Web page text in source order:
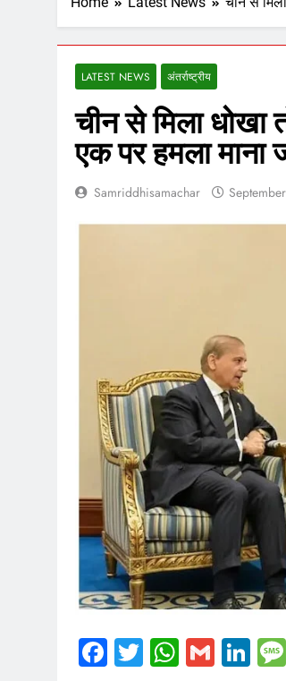
LATEST NEWS अंतर्राष्ट्रीय
चीन से मिला धोखा
एक पर हमला माना
Samriddhisamachar
Facebook
TwitterGmail